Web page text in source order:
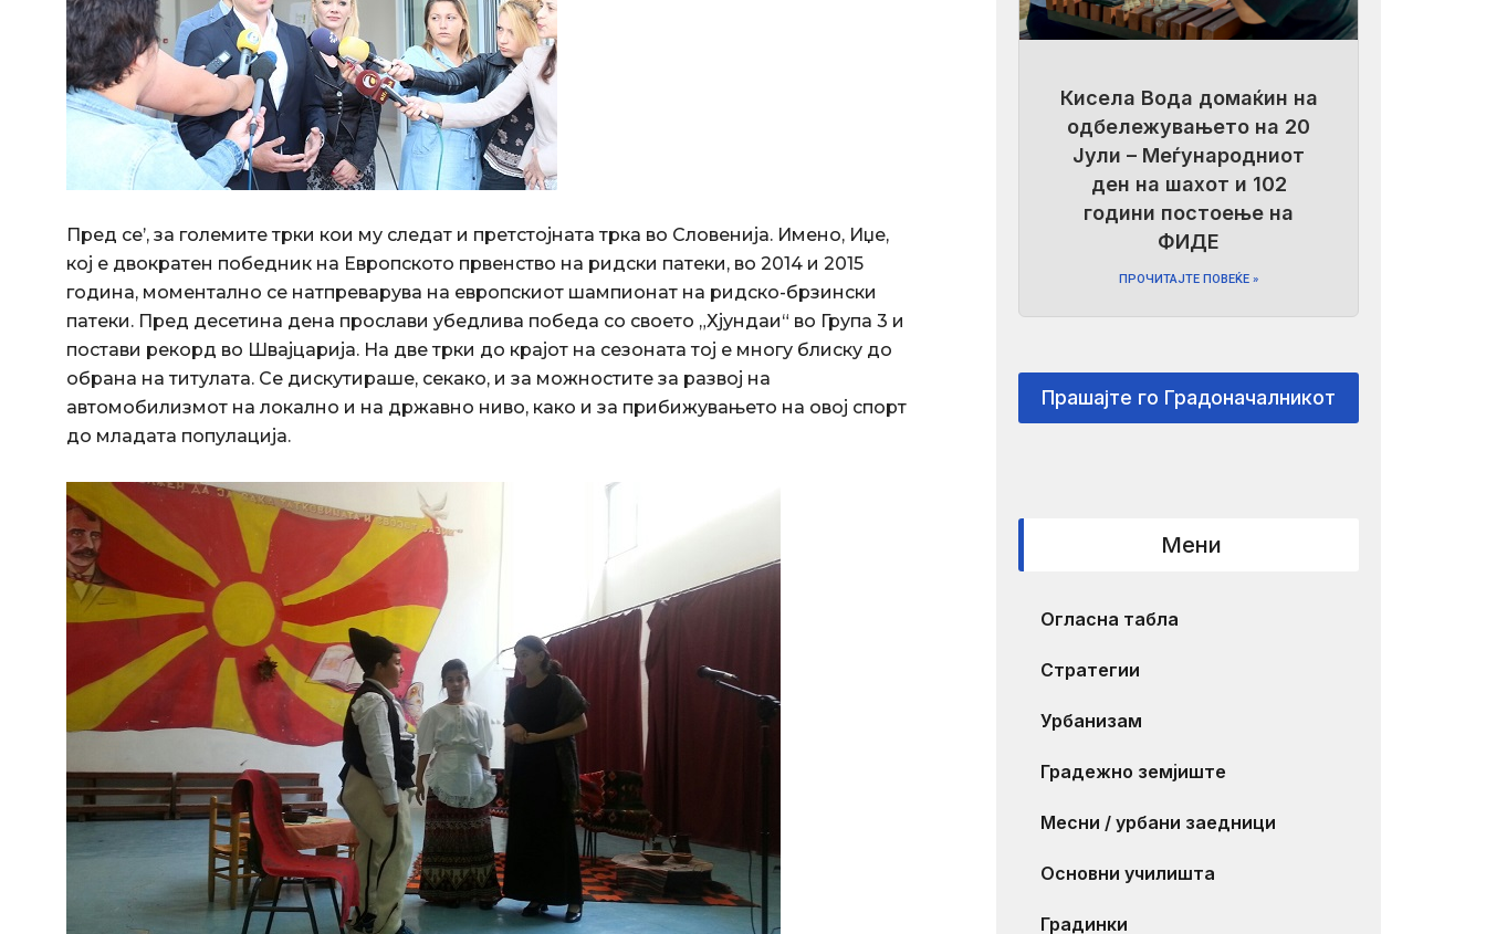
Пред се’, за големите трки кои му следат и претстојната трка во Словенија. Имено, Иџе,
кој е двократен победник на Европското првенство на ридски патеки, во 2014 и 2015
година, моментално се натпреварува на европскиот шампионат на ридско-брзински
патеки. Пред десетина дена прослави убедлива победа со своето „Хјундаи“ во Група 3 и
постави рекорд во Швајцарија. На две трки до крајот на сезоната тој е многу блиску до
обрана на титулата. Се дискутираше, секако, и за можностите за развој на
автомобилизмот на локално и на државно ниво, како и за прибижувањето на овој спорт
до младата популација.
Кисела Вода домаќин на
одбележувањето на 20
Јули – Меѓународниот
ден на шахот и 102
години постоење на
ФИДЕ
ПРОЧИТАЈТЕ ПОВЕЌЕ »
Прашајте го Градоначалникот
Мени
Огласна табла
Стратегии
Урбанизам
Градежно земјиште
Месни / урбани заедници
Основни училишта
Градинки